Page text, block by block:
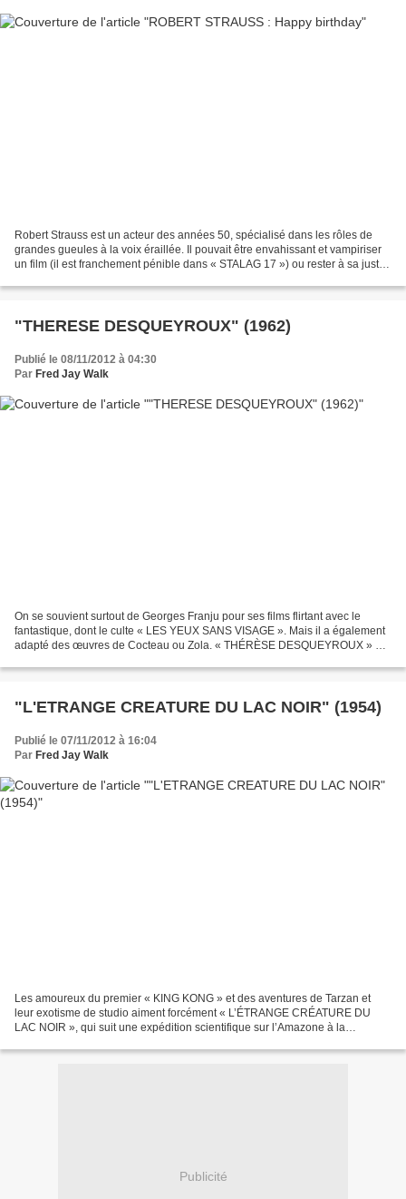
Robert Strauss est un acteur des années 50, spécialisé dans les rôles de
grandes gueules à la voix éraillée. Il pouvait être envahissant et vampiriser
un film (il est franchement pénible dans « STALAG 17 ») ou rester à sa juste
"THERESE DESQUEYROUX" (1962)
Publié le 08/11/2012 à 04:30
Par Fred Jay Walk
On se souvient surtout de Georges Franju pour ses films flirtant avec le
fantastique, dont le culte « LES YEUX SANS VISAGE ». Mais il a également
adapté des œuvres de Cocteau ou Zola. « THÉRÈSE DESQUEYROUX » est
"L'ETRANGE CREATURE DU LAC NOIR" (1954)
Publié le 07/11/2012 à 16:04
Par Fred Jay Walk
Les amoureux du premier « KING KONG » et des aventures de Tarzan et
leur exotisme de studio aiment forcément « L’ÉTRANGE CRÉATURE DU
LAC NOIR », qui suit une expédition scientifique sur l’Amazone à la
Publicité